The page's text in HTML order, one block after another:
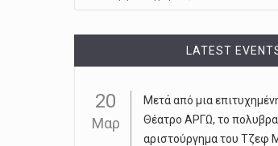
LATEST
20
Μαρ
Μετά από μια
Θέατρο ΑΡΓΩ, το
αριστούργημα του Τζεφ